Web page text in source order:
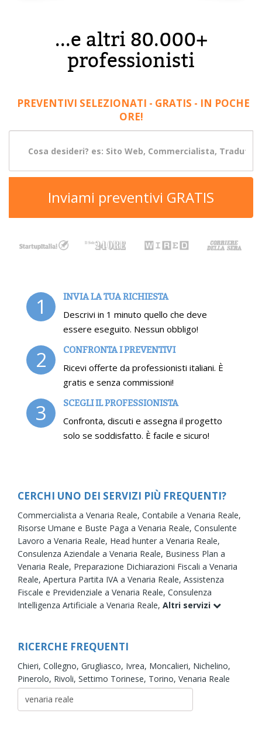
...e altri 80.000+
professionisti
PREVENTIVI SELEZIONATI - GRATIS - IN POCHE
ORE!
Inviami preventivi GRATIS
1 INVIA LA TUA RICHIESTA
Descrivi in 1 minuto quello che deve
essere eseguito. Nessun obbligo!
2 CONFRONTA I PREVENTIVI
Ricevi offerte da professionisti italiani. È
gratis e senza commissioni!
3 SCEGLI IL PROFESSIONISTA
Confronta, discuti e assegna il progetto
solo se soddisfatto. È facile e sicuro!
CERCHI UNO DEI SERVIZI PIÙ FREQUENTI?
Commercialista a Venaria Reale, Contabile a Venaria Reale,
Risorse Umane e Buste Paga a Venaria Reale, Consulente
Lavoro a Venaria Reale, Head hunter a Venaria Reale,
Consulenza Aziendale a Venaria Reale, Business Plan a
Venaria Reale, Preparazione Dichiarazioni Fiscali a Venaria
Reale, Apertura Partita IVA a Venaria Reale, Assistenza
Fiscale e Previdenziale a Venaria Reale, Consulenza
Intelligenza Artificiale a Venaria Reale, Altri servizi
RICERCHE FREQUENTI
Chieri, Collegno, Grugliasco, Ivrea, Moncalieri, Nichelino,
Pinerolo, Rivoli, Settimo Torinese, Torino, Venaria Reale